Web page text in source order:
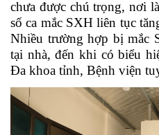
chưa được chú trọng, nơi
số ca mắc SXH liên tục
Nhiều trường hợp bị mắc
tại nhà, đến khi có biểu
Đa khoa tỉnh, Bệnh viện